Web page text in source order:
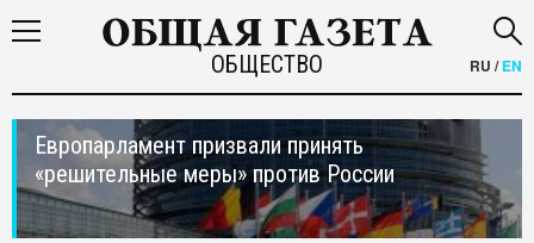
ОБЩЕСТВО RU /EN
Европарламент призвали принять
«решительные меры» против России